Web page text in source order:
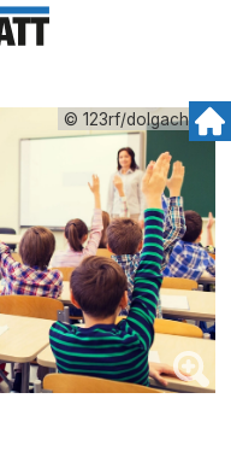
© 123rf/dolgachov